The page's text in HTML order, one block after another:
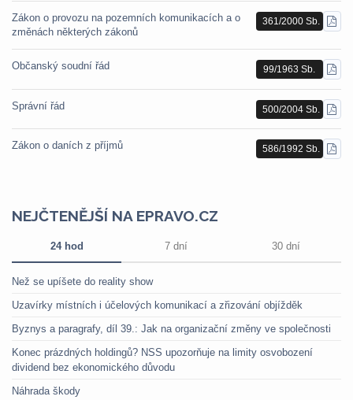
Zákon o provozu na pozemních komunikacích a o
změnách některých zákonů
361/2000 Sb.
PDF
Občanský soudní řád 99/1963 Sb.
PDF
Správní řád 500/2004 Sb.
PDF
Zákon o daních z příjmů 586/1992 Sb.
PDF
NEJČTENĚJŠÍ NA EPRAVO.CZ
24 hod 7 dní 30 dní
Než se upíšete do reality show
Uzavírky místních i účelových komunikací a zřizování objížděk
Byznys a paragrafy, díl 39.: Jak na organizační změny ve společnosti
Konec prázdných holdingů? NSS upozorňuje na limity osvobození
dividend bez ekonomického důvodu
Náhrada škody